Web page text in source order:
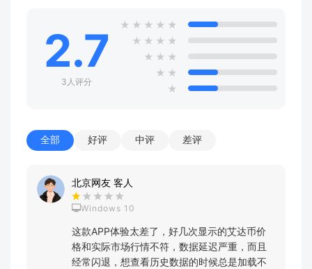
2.7
3人评分
★ ★ ★ ★ ★
★ ★ ★ ★
★ ★ ★
★ ★
★
全部 好评 中评 差评
北京网友 客人
Windows 10
这款APP体验太差了，好几次显示的艾达币价
格和实际市场行情不符，数据延迟严重，而且
经常闪退，想查看历史数据的时候总是加载不